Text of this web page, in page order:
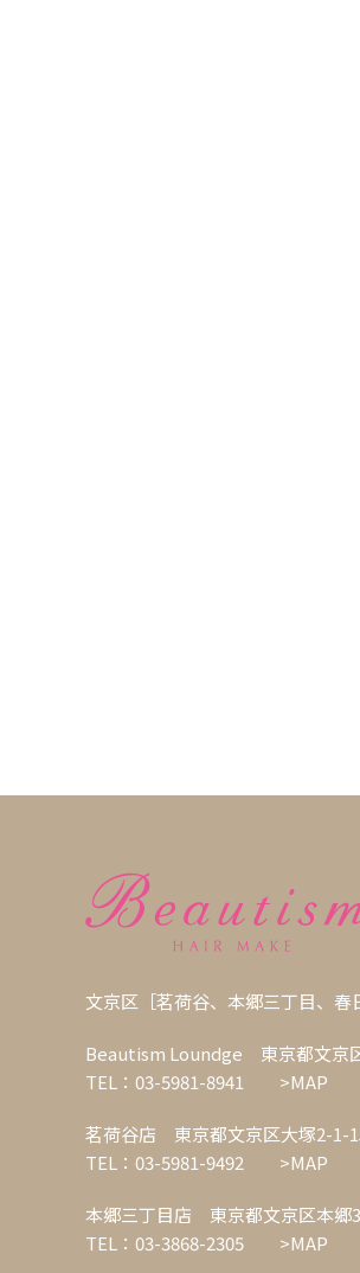
文京区［茗荷谷、本郷三丁目、春
Beautism Loundge 東京都文京
TEL：03-5981-8941
>MAP
茗荷谷店 東京都文京区大塚2-1-
TEL：03-5981-9492
>MAP
本郷三丁目店 東京都文京区本郷
TEL：03-3868-2305
>MAP